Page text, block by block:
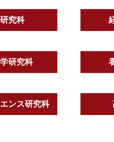
究科
研究科
ンス研究科